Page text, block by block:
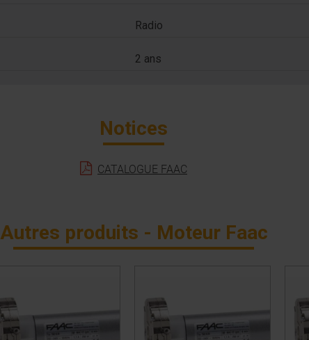
Radio
2 ans
Notices
CATALOGUE FAAC
Autres produits - Moteur Faac